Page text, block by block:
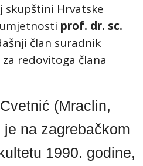
skupštini Hrvatske
prof. dr. sc.
član suradnik
redovitoga člana
(Mraclin,
na zagrebačkom
1990. godine,